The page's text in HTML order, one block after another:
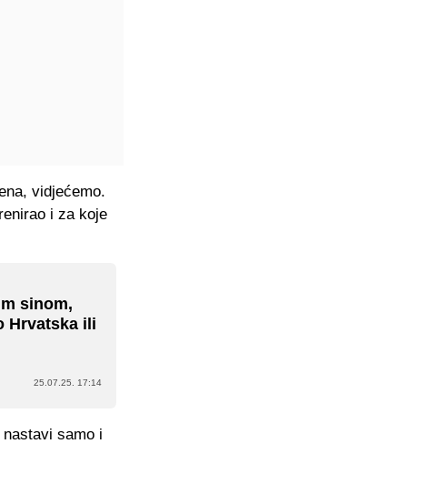
vidjećemo.
i za koje
sinom,
Hrvatska ili
25.07.25. 17:14
samo i